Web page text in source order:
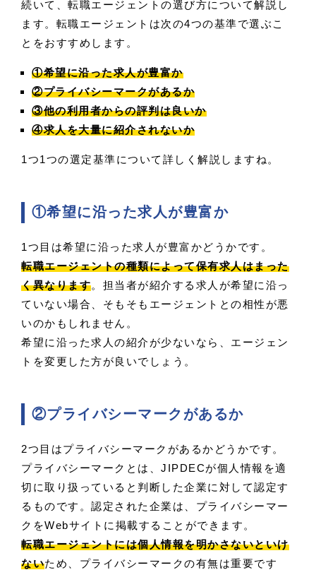
続いて、転職エージェントの選び方について解説し
ます。転職エージェントは次の4つの基準で選ぶこ
とをおすすめします。
①希望に沿った求人が豊富か
②プライバシーマークがあるか
③他の利用者からの評判は良いか
④求人を大量に紹介されないか
1つ1つの選定基準について詳しく解説しますね。
①希望に沿った求人が豊富か
1つ目は希望に沿った求人が豊富かどうかです。
転職エージェントの種類によって保有求人はまった
く異なります。担当者が紹介する求人が希望に沿っ
ていない場合、そもそもエージェントとの相性が悪
いのかもしれません。
希望に沿った求人の紹介が少ないなら、エージェン
トを変更した方が良いでしょう。
②プライバシーマークがあるか
2つ目はプライバシーマークがあるかどうかです。
プライバシーマークとは、JIPDECが個人情報を適
切に取り扱っていると判断した企業に対して認定す
るものです。認定された企業は、プライバシーマー
クをWebサイトに掲載することができます。
転職エージェントには個人情報を明かさないといけ
ないため、プライバシーマークの有無は重要です